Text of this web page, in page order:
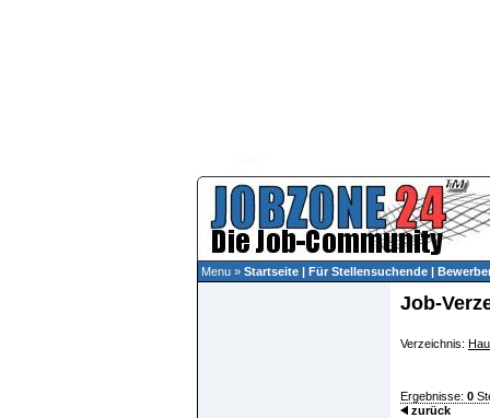
Menu » Startseite | Für Stellensuchende |
Job-
Verzeichnis:
Ergebnisse: 0
zurück